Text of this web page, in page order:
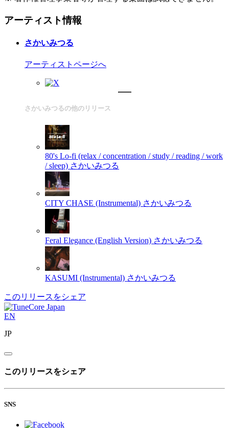
アーティスト情報
さかいみつる
アーティストページへ
さかいみつるの他のリリース
80's Lo-fi (relax / concentration / study / reading / work
/ sleep) さかいみつる
CITY CHASE (Instrumental) さかいみつる
Feral Elegance (English Version) さかいみつる
KASUMI (Instrumental) さかいみつる
このリリースをシェア
EN
JP
このリリースをシェア
SNS